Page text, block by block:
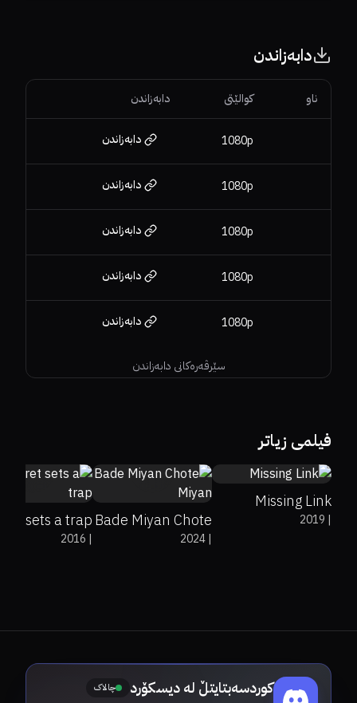
دابەزاندن
سێرڤەرەکانی دابەزاندن
ناو کوالێتی دابەزاندن
1080p دابەزاندن
1080p دابەزاندن
1080p دابەزاندن
1080p دابەزاندن
1080p دابەزاندن
فیلمی زیاتر
Missing Link
|
2019
Bade Miyan Chote
Miyan|
2024
7.1
sets a trap
|
2016
کوردسەبتایتڵ لە دیسکۆرد چالاک